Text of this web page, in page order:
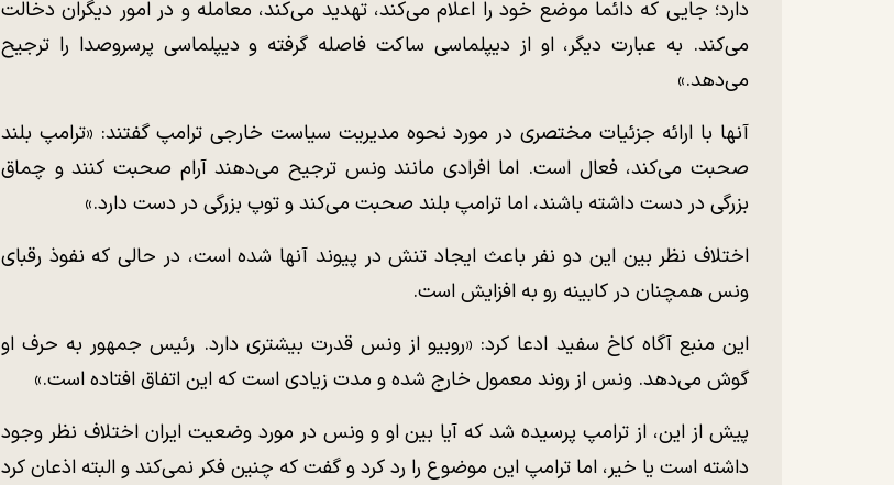
دارد؛ جایی که دائما موضع خود را اعلام می‌کند، تهدید می‌کند، معامله و در امور دیگران دخالت
می‌کند. به عبارت دیگر، او از دیپلماسی ساکت فاصله گرفته و دیپلماسی پرسروصدا را ترجیح
می‌دهد.»
آنها با ارائه جزئیات مختصری در مورد نحوه مدیریت سیاست خارجی ترامپ گفتند: «ترامپ بلند
صحبت می‌کند، فعال است. اما افرادی مانند ونس ترجیح می‌دهند آرام صحبت کنند و چماق
بزرگی در دست داشته باشند، اما ترامپ بلند صحبت می‌کند و توپ بزرگی در دست دارد.»
اختلاف نظر بین این دو نفر باعث ایجاد تنش در پیوند آنها شده است، در حالی که نفوذ رقبای
ونس همچنان در کابینه رو به افزایش است.
این منبع آگاه کاخ سفید ادعا کرد: «روبیو از ونس قدرت بیشتری دارد. رئیس جمهور به حرف او
گوش می‌دهد. ونس از روند معمول خارج شده و مدت زیادی است که این اتفاق افتاده است.»
پیش از این، از ترامپ پرسیده شد که آیا بین او و ونس در مورد وضعیت ایران اختلاف نظر وجود
داشته است یا خیر، اما ترامپ این موضوع را رد کرد و گفت که چنین فکر نمی‌کند و البته اذعان کرد